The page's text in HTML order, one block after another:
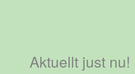
Aktuellt just nu!